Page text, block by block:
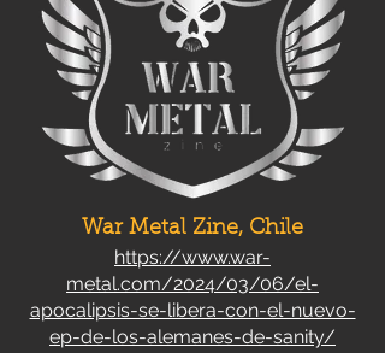
War Metal Zine, Chile
https://www.war-
metal.com/2024/03/06/el-
apocalipsis-se-libera-con-el-nuevo-
ep-de-los-alemanes-de-sanity/